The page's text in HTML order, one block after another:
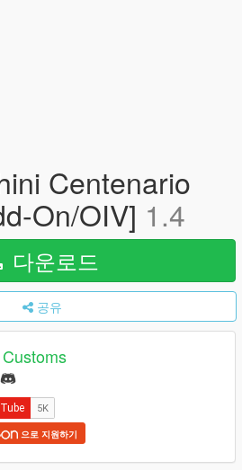
Centenario
On/OIV] 1.4
다운로드
공유
으로 지원하기